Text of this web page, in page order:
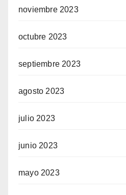
noviembre 2023
octubre 2023
septiembre 2023
agosto 2023
julio 2023
junio 2023
mayo 2023